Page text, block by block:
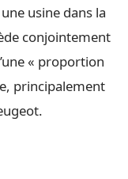
usine dans la
conjointement
« proportion
principalement